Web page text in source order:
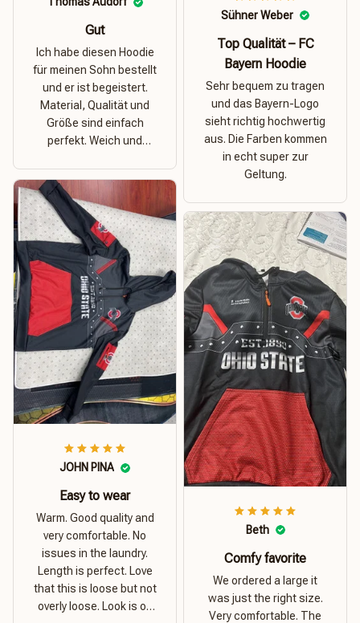
Gut
Ich habe diesen Hoodie
für meinen Sohn bestellt
und er ist begeistert.
Material, Qualität und
Größe sind einfach
perfekt. Weich und
Sühner Weber
Top Qualität – FC
Bayern Hoodie
Sehr bequem zu tragen
und das Bayern-Logo
sieht richtig hochwertig
aus. Die Farben kommen
in echt super zur
Geltung.
JOHN PINA
Easy to wear
Warm. Good quality and
very comfortable. No
issues in the laundry.
Length is perfect. Love
that this is loose but not
overly loose. Look is on
Beth
Comfy favorite
We ordered a large it
was just the right size.
Very comfortable. The